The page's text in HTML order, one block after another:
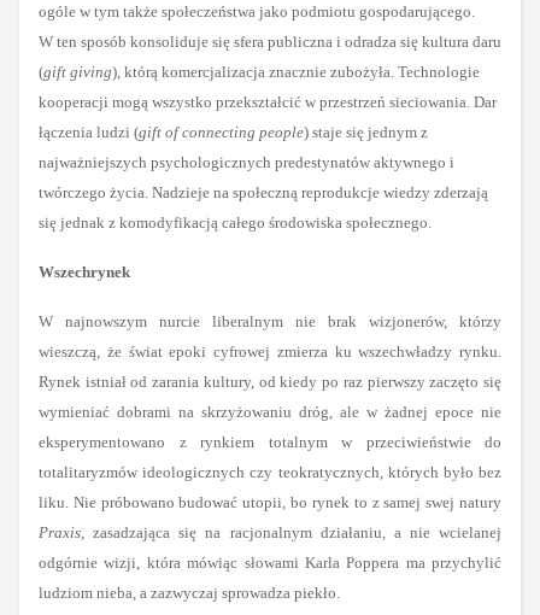
ogóle w tym także społeczeństwa jako podmiotu gospodarującego.
W ten sposób konsoliduje się sfera publiczna i odradza się kultura daru
(gift giving), którą komercjalizacja znacznie zubożyła. Technologie
kooperacji mogą wszystko przekształcić w przestrzeń sieciowania. Dar
łączenia ludzi (gift of connecting people) staje się jednym z
najważniejszych psychologicznych predestynatów aktywnego i
twórczego życia. Nadzieje na społeczną reprodukcje wiedzy zderzają
się jednak z komodyfikacją całego środowiska społecznego.
Wszechrynek
W najnowszym nurcie liberalnym nie brak wizjonerów, którzy
wieszczą, że świat epoki cyfrowej zmierza ku wszechwładzy rynku.
Rynek istniał od zarania kultury, od kiedy po raz pierwszy zaczęto się
wymieniać dobrami na skrzyżowaniu dróg, ale w żadnej epoce nie
eksperymentowano z rynkiem totalnym w przeciwieństwie do
totalitaryzmów ideologicznych czy teokratycznych, których było bez
liku. Nie próbowano budować utopii, bo rynek to z samej swej natury
Praxis , zasadzająca się na racjonalnym działaniu, a nie wcielanej
odgórnie wizji, która mówiąc słowami Karla Poppera ma przychylić
ludziom nieba, a zazwyczaj sprowadza piekło.